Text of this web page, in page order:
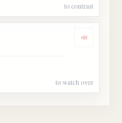
to contrast
to watch over